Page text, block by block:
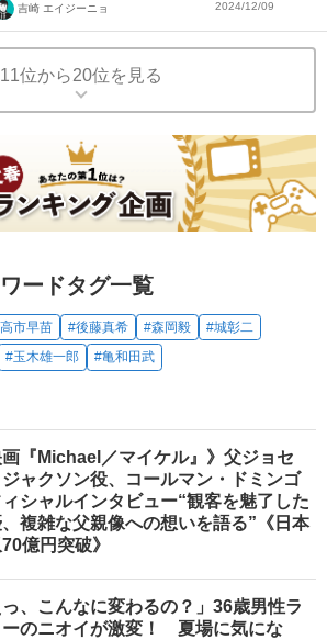
吉崎 エイジーニョ 2024/12/09
11位から20位を見る
ードタグ一覧
市早苗 #後藤真希 #森岡毅
#城彰二
#玉木雄一郎 #亀和田武
画『Michael／マイケル』》父ジョセ
ャクソン役、コールマン・ドミンゴ
シャルインタビュー“観客を魅了した
複雑な父親像への想いを語る”《日本
億円突破》
っ、こんなに変わるの？」36歳男性ラ
ーのニオイが激変！ 夏場に気にな